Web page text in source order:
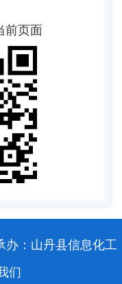
前页面
办：山丹县信息化工
们